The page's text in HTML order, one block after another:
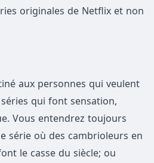
originales de Netflix et non
aux personnes qui veulent
qui font sensation,
Vous entendrez toujours
série où des cambrioleurs en
le casse du siècle; ou